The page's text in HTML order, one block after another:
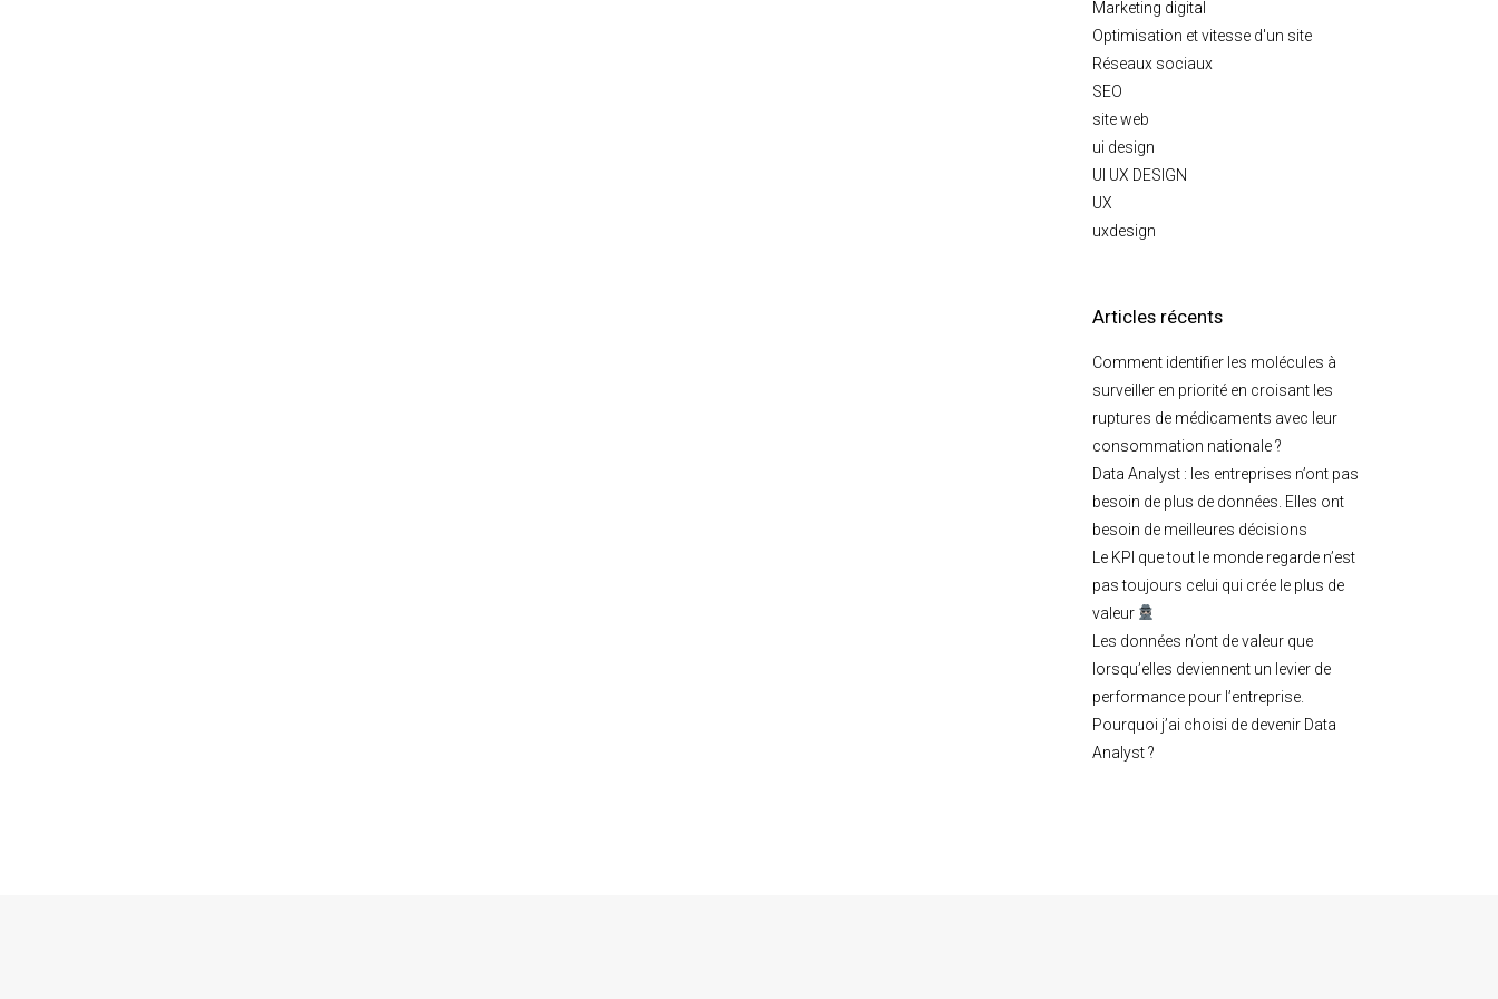
Marketing digital
Optimisation et vitesse d'un site
Réseaux sociaux
SEO
site web
ui design
UI UX DESIGN
UX
uxdesign
Articles récents
Comment identifier les molécules à
surveiller en priorité en croisant les
ruptures de médicaments avec leur
consommation nationale ?
Data Analyst : les entreprises n’ont pas
besoin de plus de données. Elles ont
besoin de meilleures décisions
Le KPI que tout le monde regarde n’est
pas toujours celui qui crée le plus de
valeur
Les données n’ont de valeur que
lorsqu’elles deviennent un levier de
performance pour l’entreprise.
Pourquoi j’ai choisi de devenir Data
Analyst ?